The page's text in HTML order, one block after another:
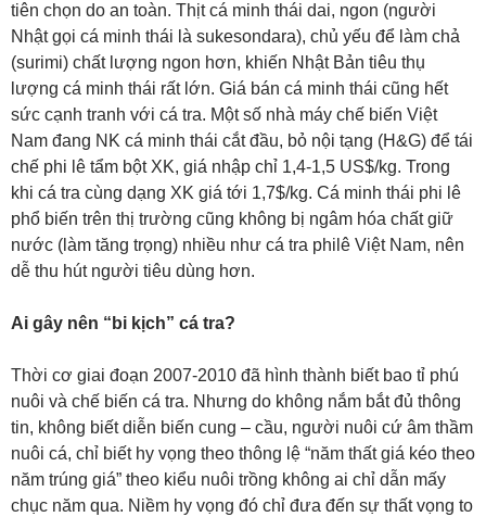
tiên chọn do an toàn. Thịt cá minh thái dai, ngon (người
Nhật gọi cá minh thái là sukesondara), chủ yếu để làm chả
(surimi) chất lượng ngon hơn, khiến Nhật Bản tiêu thụ
lượng cá minh thái rất lớn. Giá bán cá minh thái cũng hết
sức cạnh tranh với cá tra. Một số nhà máy chế biến Việt
Nam đang NK cá minh thái cắt đầu, bỏ nội tạng (H&G) để tái
chế phi lê tẩm bột XK, giá nhập chỉ 1,4-1,5 US$/kg. Trong
khi cá tra cùng dạng XK giá tới 1,7$/kg. Cá minh thái phi lê
phổ biến trên thị trường cũng không bị ngâm hóa chất giữ
nước (làm tăng trọng) nhiều như cá tra philê Việt Nam, nên
dễ thu hút người tiêu dùng hơn.
Ai gây nên “bi kịch” cá tra?
Thời cơ giai đoạn 2007-2010 đã hình thành biết bao tỉ phú
nuôi và chế biến cá tra. Nhưng do không nắm bắt đủ thông
tin, không biết diễn biến cung – cầu, người nuôi cứ âm thầm
nuôi cá, chỉ biết hy vọng theo thông lệ “năm thất giá kéo theo
năm trúng giá” theo kiểu nuôi trồng không ai chỉ dẫn mấy
chục năm qua. Niềm hy vọng đó chỉ đưa đến sự thất vọng to